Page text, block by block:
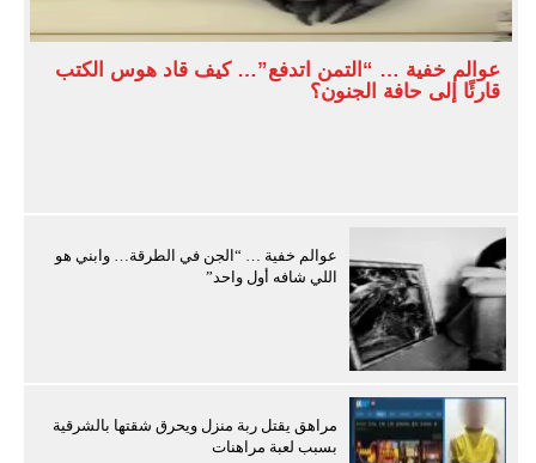
عوالم خفية … “التمن اتدفع”… كيف قاد هوس الكتب
قارئًا إلى حافة الجنون؟
عوالم خفية … “الجن في الطرقة… وابني هو
اللي شافه أول واحد”
مراهق يقتل ربة منزل ويحرق شقتها بالشرقية
بسبب لعبة مراهنات